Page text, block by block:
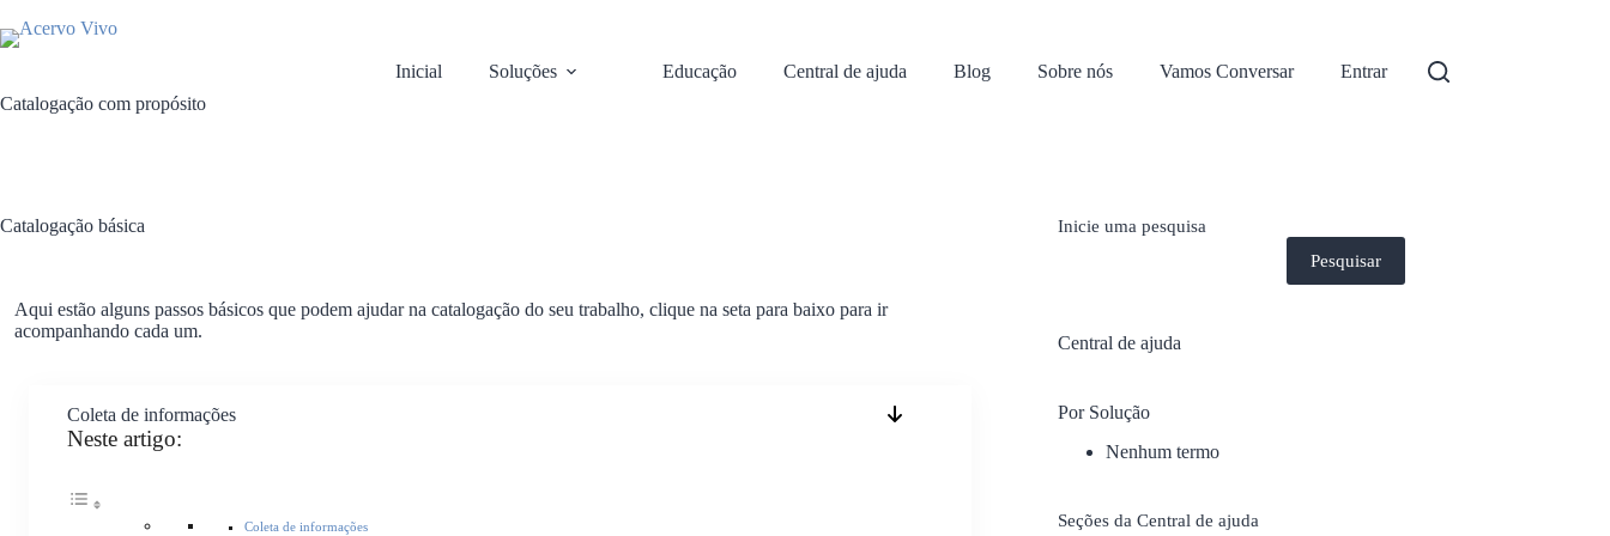
para
o
Catalogação com propósito
Inicial Soluções Educação Central de ajuda Blog Sobre nós Vamos Conversar Entrar
Catalogação básica
Aqui estão alguns passos básicos que podem ajudar na catalogação do seu trabalho, clique na seta para baixo para ir
acompanhando cada um.
Coleta de informações
Neste artigo:
Coleta de informações
Inicie uma pesquisa
Pesquisar
Central de ajuda
Por Solução
Nenhum termo
Seções da Central de ajuda